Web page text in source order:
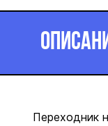
Переходник